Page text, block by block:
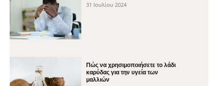
31 Ιουλίου 2024
Πώς να χρησιμοποιήσετε το λάδι
καρύδας για την υγεία των
μαλλιών